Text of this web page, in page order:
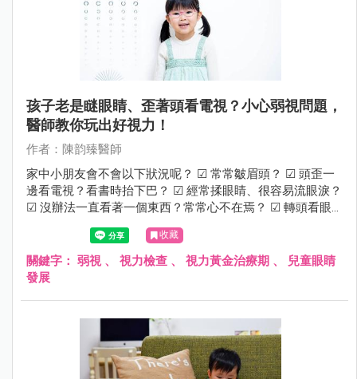
孩子老是瞇眼睛、歪著頭看電視？小心弱視問題，
醫師教你玩出好視力！
作者：陳韵臻醫師
家中小朋友會不會以下狀況呢？ ☑ 常常皺眉頭？ ☑ 頭歪一
邊看電視？看書時抬下巴？ ☑ 經常揉眼睛、很容易流眼淚？
☑ 沒辦法一直看著一個東西？常常心不在焉？ ☑ 轉頭看眼
前的東西？ 若有這些狀況建議進一步檢查，需留意是否有弱
視的可能性。
收藏
關鍵字： 弱視 、 視力檢查 、 視力黃金治療期 、
兒童眼睛
發展